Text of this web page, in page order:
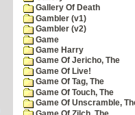
Gallery Of Death
Gambler (v1)
Gambler (v2)
Game
Game Harry
Game Of Jericho, The
Game Of Live!
Game Of Tag, The
Game Of Touch, The
Game Of Unscramble,